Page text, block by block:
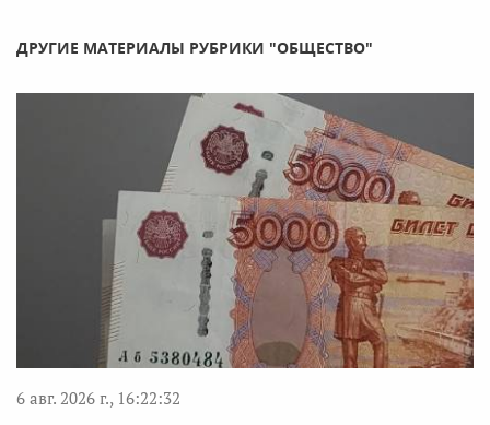
ДРУГИЕ МАТЕРИАЛЫ РУБРИКИ "ОБЩЕСТВО"
6 авг. 2026 г., 16:22:32